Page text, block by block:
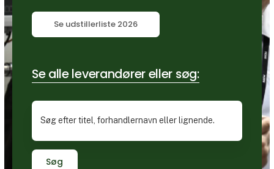
Se udstillerliste 2026
Se alle leverandører eller søg:
Søg